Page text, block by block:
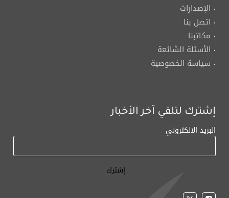
الإصدارات
اتصل بنا
مكاتبنا
الأسئلة الشائعة
سياسة الخصوصية
إشترك لتلقي آخر الأخبار
البريد الالكتروني